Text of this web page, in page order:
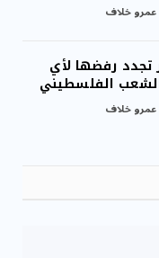
عمرو خلاف
تجدد رفضها لأي
الفلسطيني
عمرو خلاف